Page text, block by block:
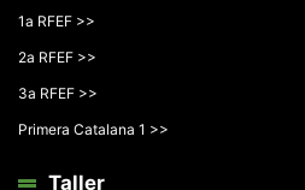
1a RFEF >>
2a RFEF >>
3a RFEF >>
Primera Catalana 1 >>
Taller